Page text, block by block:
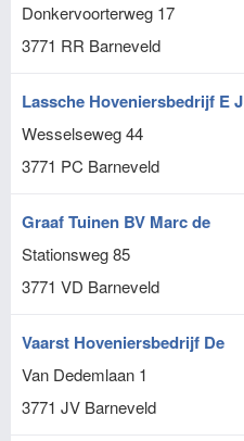
Donkervoorterweg 17
3771 RR Barneveld
Lassche Hoveniersbedrijf E J
Wesselseweg 44
3771 PC Barneveld
Graaf Tuinen BV Marc de
Stationsweg 85
3771 VD Barneveld
Vaarst Hoveniersbedrijf De
Van Dedemlaan 1
3771 JV Barneveld